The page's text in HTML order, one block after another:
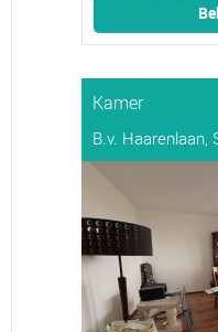
Kamer
B.v. Haarenlaan,